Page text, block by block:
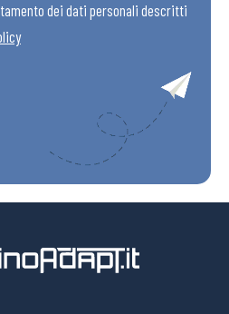
dei dati personali descritti